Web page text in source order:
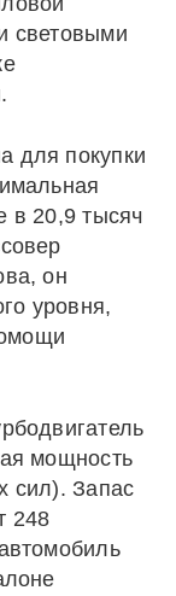
световыми
для покупки
в 20,9 тысяч
он
уровня,
мощность
сил). Запас
248